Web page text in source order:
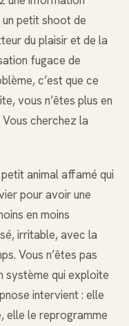
petit shoot de
du plaisir et de la
fugace de
c’est que ce
vous n’êtes plus en
cherchez la
animal affamé qui
pour avoir une
en moins
irritable, avec la
Vous n’êtes pas
système qui exploite
intervient : elle
elle le reprogramme